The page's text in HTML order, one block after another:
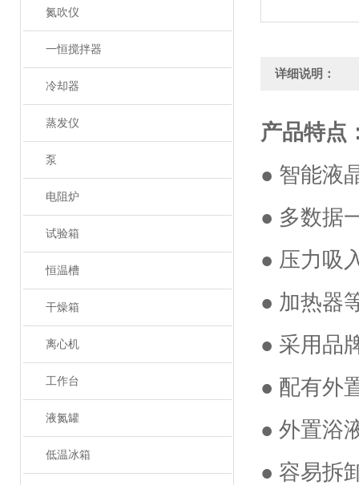
氮吹仪
一恒搅拌器
冷却器
蒸发仪
泵
电阻炉
试验箱
恒温槽
干燥箱
离心机
工作台
液氮罐
低温冰箱
详细说明：
产品特点
● 智能液
● 多数据
● 压力吸
● 加热器
● 采用品
● 配有外
● 外置浴
● 容易拆